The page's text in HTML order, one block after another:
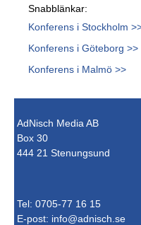
Snabblänkar:
Konferens i Stockholm
Konferens i Göteborg >>
Konferens i Malmö >>
AdNisch Media AB
Box 30
444 21 Stenungsund
Tel: 0705-77 16 15
E-post: info@adnisch.se